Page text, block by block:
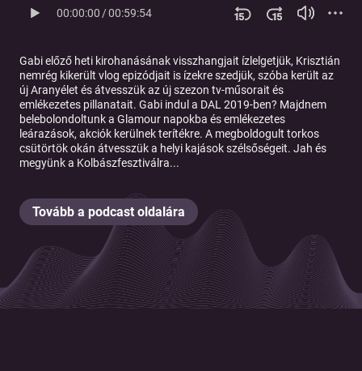
00:00:00/00:59:54
Gabi előző heti kirohanásának visszhangjait ízlelgetjük, Krisztián
nemrég kikerült vlog epizódjait is ízekre szedjük, szóba került az
új Aranyélet és átvesszük az új szezon tv-műsorait és
emlékezetes pillanatait. Gabi indul a DAL 2019-ben? Majdnem
belebolondoltunk a Glamour napokba és emlékezetes
leárazások, akciók kerülnek terítékre. A megboldogult torkos
csütörtök okán átvesszük a helyi kajások szélsőségeit. Jah és
megyünk a Kolbászfesztiválra...
Tovább a podcast oldalára